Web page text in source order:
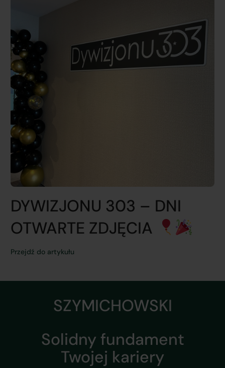
DYWIZJONU 303 – DNI
OTWARTE ZDJĘCIA
Przejdź do artykułu
SZYMICHOWSKI
Solidny fundament
Twojej kariery